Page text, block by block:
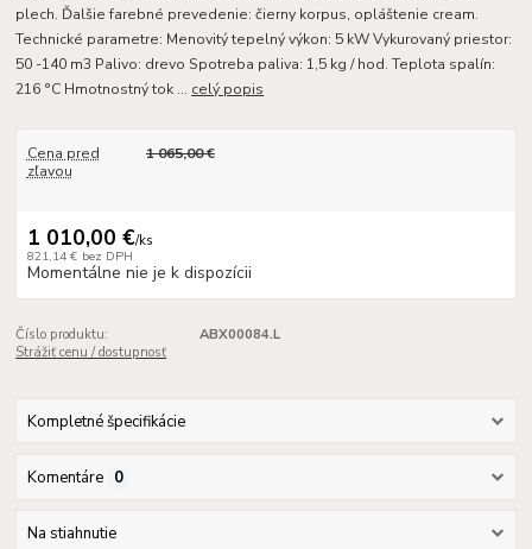
plech. Ďalšie farebné prevedenie: čierny korpus, opláštenie cream.
Technické parametre: Menovitý tepelný výkon: 5 kW Vykurovaný priestor:
50 -140 m3 Palivo: drevo Spotreba paliva: 1,5 kg / hod. Teplota spalín:
216 °C Hmotnostný tok ... celý popis
Cena pred
zľavou
1 065,00 €
1 010,00 €/ks
821,14 € bez DPH
Momentálne nie je k dispozícii
Číslo produktu:
ABX00084.L
Strážiť cenu / dostupnosť
Kompletné špecifikácie
Komentáre 0
Na stiahnutie